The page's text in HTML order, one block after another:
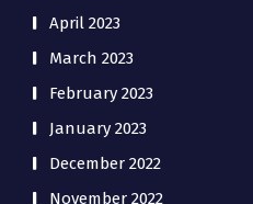
April 2023
March 2023
February 2023
January 2023
December 2022
November 2022